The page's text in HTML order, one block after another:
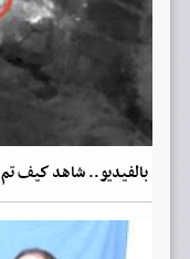
بالفيديو.. شاهد كيف